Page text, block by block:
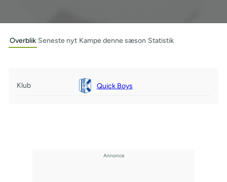
Overblik Seneste nyt Kampe denne sæson Statistik
Klub Quick Boys